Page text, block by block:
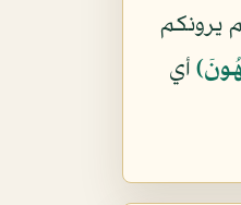
يرونكم
أي